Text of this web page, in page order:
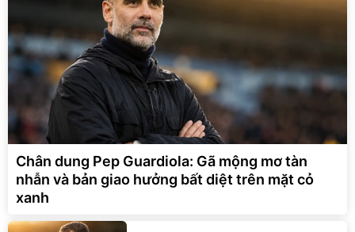
Chân dung Pep Guardiola: Gã mộng mơ tàn
nhẫn và bản giao hưởng bất diệt trên mặt cỏ
xanh